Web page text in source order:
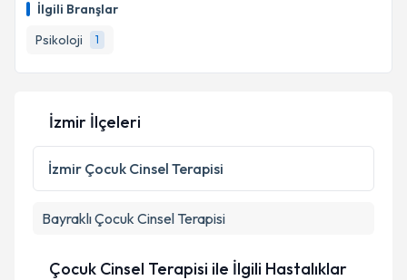
İlgili Branşlar
Psikoloji
1
için bir takvim hazırlandığında e-posta ile
bilgilendireceğiz.
E-posta Adresiniz
Kişisel verilerimin işlenmesine ilişkin
Metni'ni okudum ve kişisel verilerimin belirtilen
İzmir İlçeleri
İzmir Çocuk Cinsel Terapisi
BayraklıÇocuk Cinsel Terapisi
Çocuk Cinsel Terapisi ile İlgili Hastalıklar